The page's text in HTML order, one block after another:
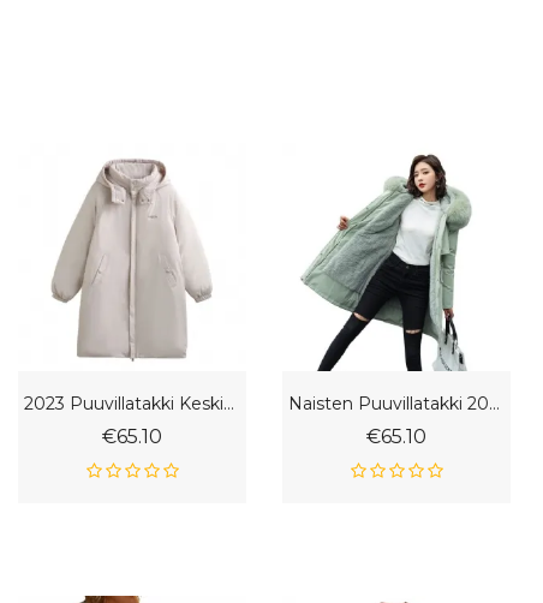
2023 Puuvillatakki Keskipitkä Löysä Takki
€65.10
Naisten Puuvillatakki 2023 Keskipitkä Fleecetakkitrendi
€65.10